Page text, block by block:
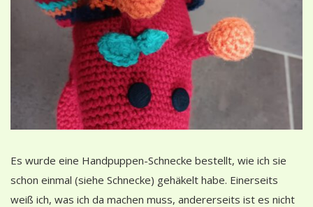
Es wurde eine Handpuppen-Schnecke bestellt, wie ich sie
schon einmal (siehe Schnecke) gehäkelt habe. Einerseits
weiß ich, was ich da machen muss, andererseits ist es nicht